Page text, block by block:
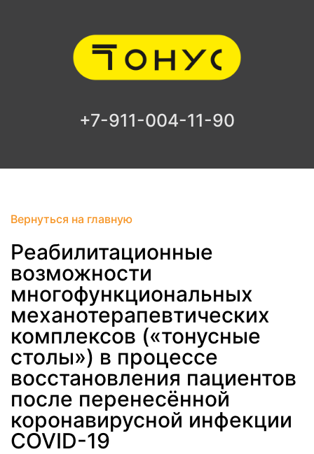
+7-911-004-11-90
Вернуться на главную
Реабилитационные
возможности
многофункциональных
механотерапевтических
комплексов («тонусные
столы») в процессе
восстановления пациентов
после перенесённой
коронавирусной инфекции
COVID-19